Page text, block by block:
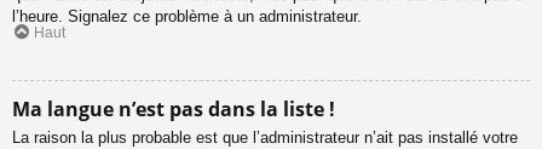
l’heure. Signalez ce problème à un administrateur.
Haut
Ma langue n’est pas dans la liste !
La raison la plus probable est que l’administrateur n’ait pas installé votre